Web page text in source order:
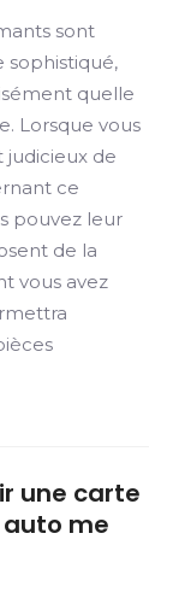
sont
sophistiqué,
quelle
Lorsque vous
judicieux de
ce
pouvez leur
de la
vous avez
une carte
me